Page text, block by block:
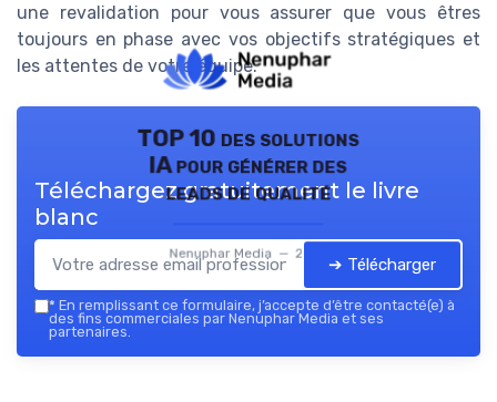
une revalidation pour vous assurer que vous êtres
toujours en phase avec vos objectifs stratégiques et
les attentes de votre équipe.
TOP 10 des solutions
IA pour générer des
leads de qualité
Nenuphar Media — 2026
Téléchargez gratuitement le livre
blanc
➔ Télécharger
* En remplissant ce formulaire, j’accepte d’être contacté(e) à
des fins commerciales par Nenuphar Media et ses
partenaires.